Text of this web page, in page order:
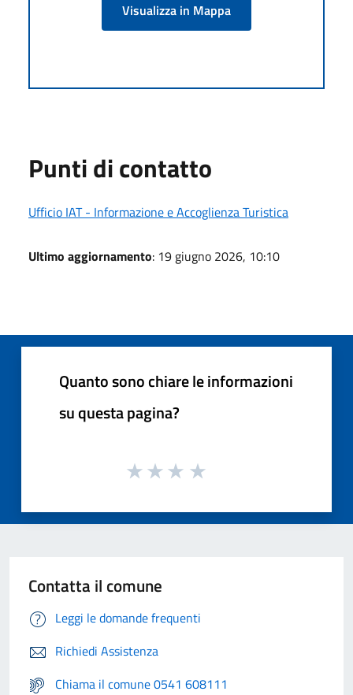
Visualizza in Mappa
Punti di contatto
Ufficio IAT - Informazione e Accoglienza Turistica
Ultimo aggiornamento: 19 giugno 2026, 10:10
Quanto sono chiare le informazioni
su questa pagina?
Contatta il comune
Leggi le domande frequenti
Richiedi Assistenza
Chiama il comune 0541 608111